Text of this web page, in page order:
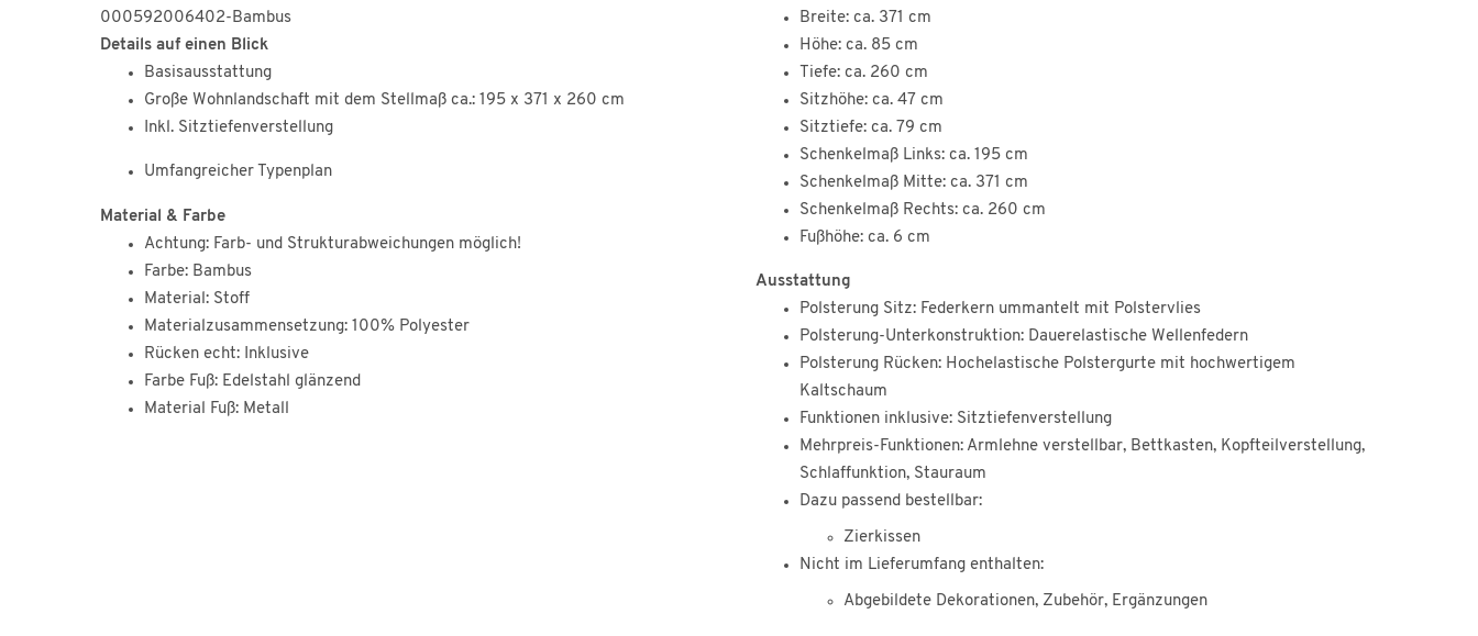
000592006402-Bambus
Details auf einen Blick
Basisausstattung
Große Wohnlandschaft mit dem Stellmaß ca.: 195 x 371 x 260 cm
Inkl. Sitztiefenverstellung
Umfangreicher Typenplan
Material & Farbe
Achtung: Farb- und Strukturabweichungen möglich!
Farbe: Bambus
Material: Stoff
Materialzusammensetzung: 100% Polyester
Rücken echt: Inklusive
Farbe Fuß: Edelstahl glänzend
Material Fuß: Metall
Breite: ca. 371 cm
Höhe: ca. 85 cm
Tiefe: ca. 260 cm
Sitzhöhe: ca. 47 cm
Sitztiefe: ca. 79 cm
Schenkelmaß Links: ca. 195 cm
Schenkelmaß Mitte: ca. 371 cm
Schenkelmaß Rechts: ca. 260 cm
Fußhöhe: ca. 6 cm
Ausstattung
Polsterung Sitz: Federkern ummantelt mit Polstervlies
Polsterung-Unterkonstruktion: Dauerelastische Wellenfedern
Polsterung Rücken: Hochelastische Polstergurte mit hochwertigem
Kaltschaum
Funktionen inklusive: Sitztiefenverstellung
Mehrpreis-Funktionen: Armlehne verstellbar, Bettkasten, Kopfteilverstellung,
Schlaffunktion, Stauraum
Dazu passend bestellbar:
Zierkissen
Nicht im Lieferumfang enthalten:
Abgebildete Dekorationen, Zubehör, Ergänzungen